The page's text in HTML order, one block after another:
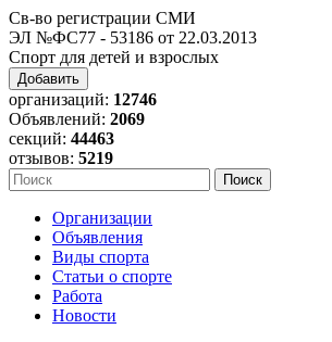
Св-во регистрации СМИ
ЭЛ №ФС77 - 53186 от 22.03.2013
Спорт для детей и взрослых
Добавить
организаций: 12746
Объявлений: 2069
секций: 44463
отзывов: 5219
Организации
Объявления
Виды спорта
Статьи о спорте
Работа
Новости